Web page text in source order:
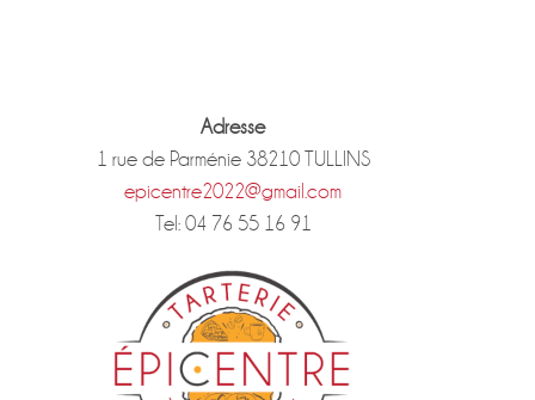
Adresse
1 rue de Parménie 38210 TULLINS
epicentre2022@gmail.com
Tel: 04 76 55 16 91